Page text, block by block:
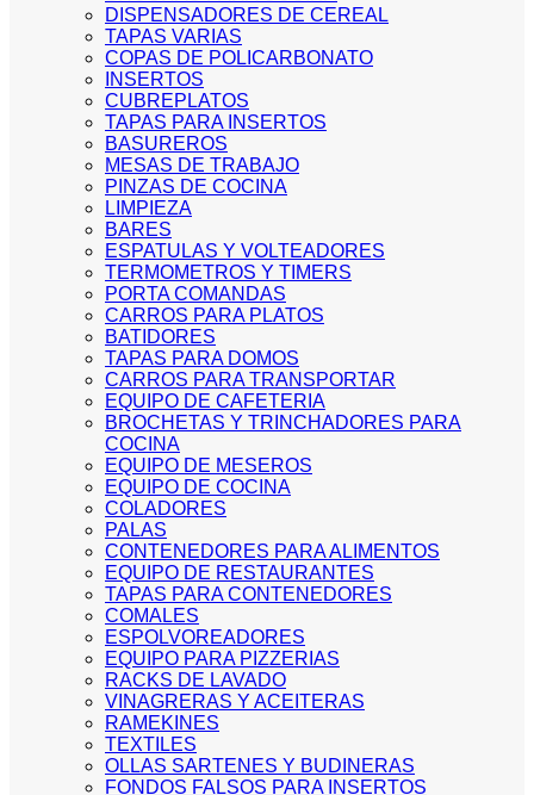
DISPENSADORES DE CEREAL
TAPAS VARIAS
COPAS DE POLICARBONATO
INSERTOS
CUBREPLATOS
TAPAS PARA INSERTOS
BASUREROS
MESAS DE TRABAJO
PINZAS DE COCINA
LIMPIEZA
BARES
ESPATULAS Y VOLTEADORES
TERMOMETROS Y TIMERS
PORTA COMANDAS
CARROS PARA PLATOS
BATIDORES
TAPAS PARA DOMOS
CARROS PARA TRANSPORTAR
EQUIPO DE CAFETERIA
BROCHETAS Y TRINCHADORES PARA
COCINA
EQUIPO DE MESEROS
EQUIPO DE COCINA
COLADORES
PALAS
CONTENEDORES PARA ALIMENTOS
EQUIPO DE RESTAURANTES
TAPAS PARA CONTENEDORES
COMALES
ESPOLVOREADORES
EQUIPO PARA PIZZERIAS
RACKS DE LAVADO
VINAGRERAS Y ACEITERAS
RAMEKINES
TEXTILES
OLLAS SARTENES Y BUDINERAS
FONDOS FALSOS PARA INSERTOS